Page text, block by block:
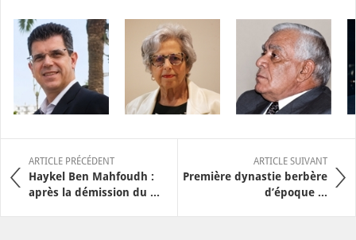
ARTICLE PRÉCÉDENT
Haykel Ben Mahfoudh :
après la démission du ...
ARTICLE SUIVANT
Première dynastie berbère
d’époque ...